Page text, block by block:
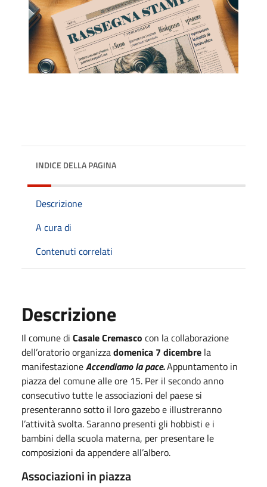
INDICE DELLA PAGINA
Descrizione
A cura di
Contenuti correlati
Descrizione
Il comune di Casale Cremasco con la collaborazione
dell’oratorio organizzadomenica 7 dicembre la
manifestazioneAccendiamo la pace.Appuntamento in
piazza del comune alle ore 15. Per il secondo anno
consecutivo tutte le associazioni del paese si
presenteranno sotto il loro gazebo e illustreranno
l’attività svolta. Saranno presenti gli hobbisti e i
bambini della scuola materna, per presentare le
composizioni da appendere all’albero.
Associazioni in piazza